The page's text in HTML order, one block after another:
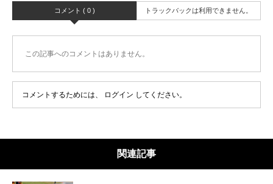
コメント ( 0 ) トラックバックは利用できません。
この記事へのコメントはありません。
コメントするためには、 ログイン してください。
関連記事